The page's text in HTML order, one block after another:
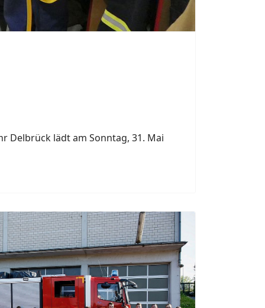
Delbrück lädt am Sonntag, 31. Mai
Next
12. Mai 2026